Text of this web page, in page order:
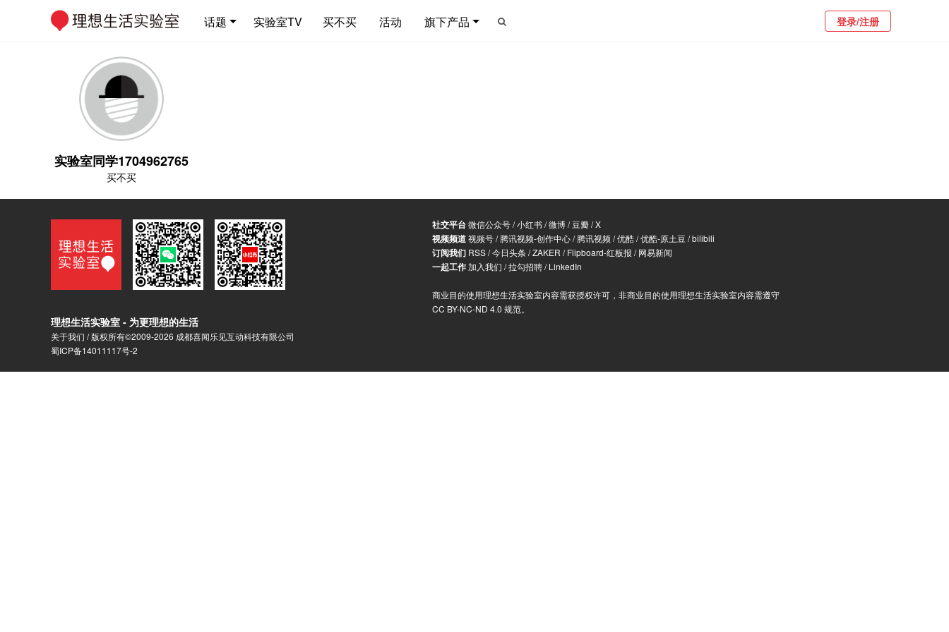
话题 实验室TV 买不买 活动 旗下产品 登录/注册
实验室同学1704962765
买不买
理想生活实验室 - 为更理想的生活
关于我们 / 版权所有©2009-2026 成都喜闻乐见互动科技有限公司
蜀ICP备14011117号-2
社交平台微信公众号/小红书/微博/豆瓣/X
视频频道视频号/腾讯视频-创作中心/腾讯视频/优酷/优酷-原土豆 /bilibili
订阅我们 RSS/今日头条 /ZAKER /Flipboard-红板报 /网易新闻
一起工作加入我们 /拉勾招聘/LinkedIn
商业目的使用理想生活实验室内容需获授权许可，非商业目的使用理想生活实验室内容需遵守
CC BY-NC-ND 4.0 规范。